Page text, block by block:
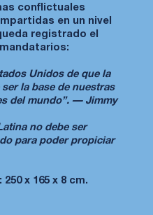
conflictuales
en un nivel
registrado el
Unidos de que la
la base de nuestras
del mundo”. — Jimmy
no debe ser
para poder propiciar
x 165 x 8 cm.